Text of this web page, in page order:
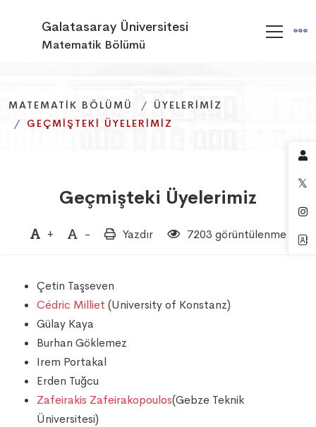
Galatasaray Üniversitesi
Matematik Bölümü
MATEMATIK BÖLÜMÜ
ÜYELERIMIZ
GEÇMIŞTEKI ÜYELERIMIZ
MATEMATIK BÖLÜMÜ
ÜYELERIMIZ
GEÇMIŞTEKI ÜYELERIMIZ
MATEMATIK BÖLÜMÜ
ÜYELERIMIZ
GEÇMIŞTEKI ÜYELERIMIZ
Geçmişteki Üyelerimiz
+ - Yazdır 7203 görüntülenme
Çetin Taşseven
Cédric Milliet (University of Konstanz)
Gülay Kaya
Burhan Göklemez
Irem Portakal
Erden Tuğcu
Zafeirakis Zafeirakopoulos(Gebze Teknik
Üniversitesi)